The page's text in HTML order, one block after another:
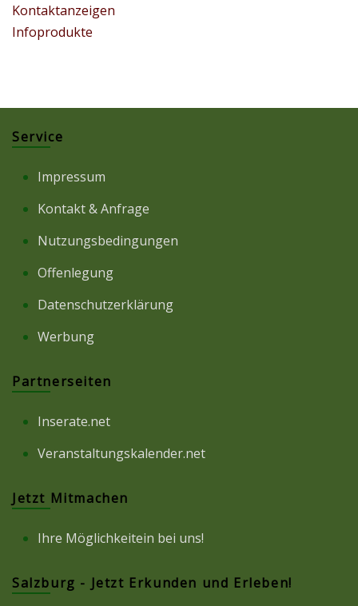
Kontaktanzeigen
Infoprodukte
Service
Impressum
Kontakt & Anfrage
Nutzungsbedingungen
Offenlegung
Datenschutzerklärung
Werbung
Partnerseiten
Inserate.net
Veranstaltungskalender.net
Jetzt Mitmachen
Ihre Möglichkeitein bei uns!
Salzburg - Jetzt Erkunden und Erleben!